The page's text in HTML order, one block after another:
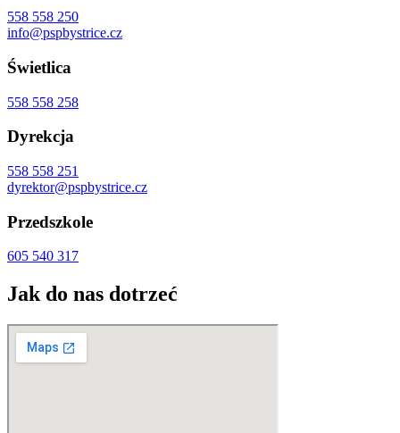
558 558 250
info@pspbystrice.cz
Świetlica
558 558 258
Dyrekcja
558 558 251
dyrektor@pspbystrice.cz
Przedszkole
605 540 317
Jak do nas dotrzeć